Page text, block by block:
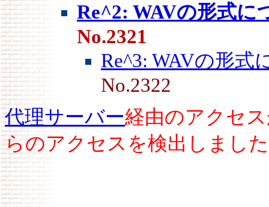
Re^2: WAVの形式に
No.2321
Re^3: WAVの形式
No.2322
代理サーバー経由のアクセ
らのアクセスを検出しまし